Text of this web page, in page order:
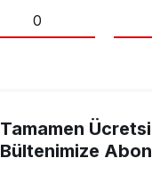
0
Tamamen
Bültenimize